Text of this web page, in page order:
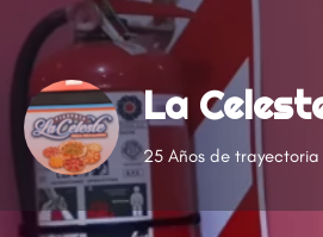
La
25 Años de